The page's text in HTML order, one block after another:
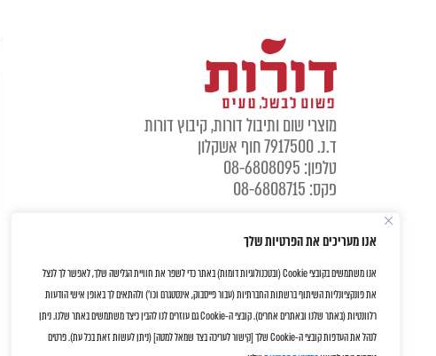
אנו מעריכים את הפרטיות שלך
אנו משתמשים בקובצי Cookie (ובטכנולוגיות דומות) באתר כדי לשפר את חוויית הגלישה שלך, לאפשר לך לנצל
את פונקציונליות השיתוף ברשתות החברתיות (עבור פייסבוק, אינסטגרם וכו') ולהתאים לך באופן אישי הודעות
רלוונטיות (באתר שלנו ובאתרים אחרים). קובצי ה-Cookie גם עוזרים לנו להבין כיצד משתמשים באתר שלנו. ניתן
לנהל את העדפות קובצי ה-Cookie שלך [קישור לעריכה בצד שמאל למטה] (ניתן לעשות זאת בכל עת). פרטים
מוצרי שום ותיבול דורות, קיבוץ דורות
ד.נ. 7917500 חוף אשקלון
טלפון: 08-6808095
פקס: 08-6808715